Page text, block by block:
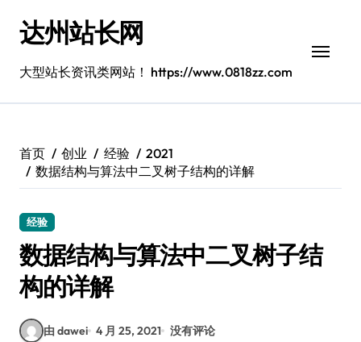
达州站长网
大型站长资讯类网站！ https://www.0818zz.com
首页 创业 经验
2021
数据结构与算法中二叉树子结构的详解
经验
数据结构与算法中二叉树子结
构的详解
由 dawei 4 月 25, 2021 没有评论